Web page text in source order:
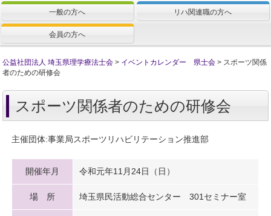
一般の方へ リハ関連職の方へ
会員の方へ
公益社団法人 埼玉県理学療法士会 > イベントカレンダー 県士会 > スポーツ関係
者のための研修会
スポーツ関係者のための研修会
主催団体:事業局スポーツリハビリテーション推進部
開催年月 令和元年11月24日（日）
場 所 埼玉県民活動総合センター 301セミナー室